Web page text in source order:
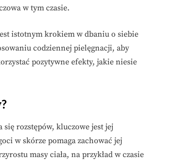
w tym czasie.
istotnym krokiem w dbaniu o siebie
codziennej pielęgnacji, aby
pozytywne efekty, jakie niesie
rozstępów, kluczowe jest jej
w skórze pomaga zachować jej
masy ciała, na przykład w czasie